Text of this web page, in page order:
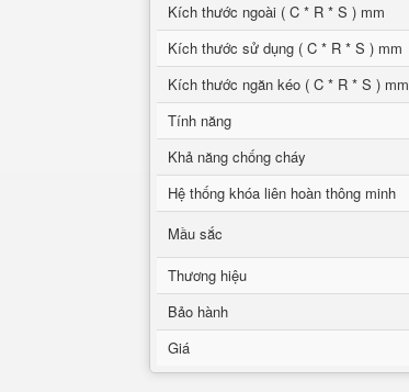
Kích thước ngoài ( C * R * S ) mm
Kích thước sử dụng ( C * R * S ) mm
Kích thước ngăn kéo ( C * R * S ) mm
Tính năng
Khả năng chống cháy
Hệ thống khóa liên hoàn thông minh
Mầu sắc
Thương hiệu
Bảo hành
Giá